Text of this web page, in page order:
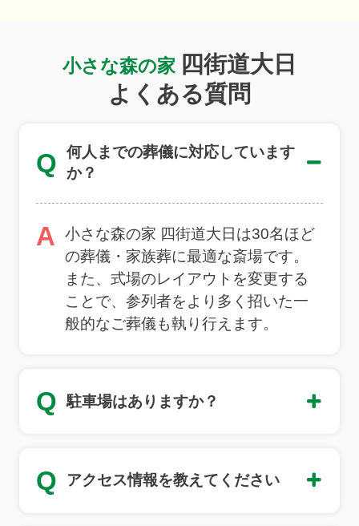
小さな森の家 四街道大日
よくある質問
Q
何人までの葬儀に対応しています
か？
A
小さな森の家 四街道大日は30名ほど
の葬儀・家族葬に最適な斎場です。
また、式場のレイアウトを変更する
ことで、参列者をより多く招いた一
般的なご葬儀も執り行えます。
Q 駐車場はありますか？
Q アクセス情報を教えてください